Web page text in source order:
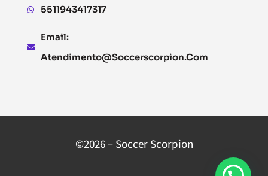
5511943417317
Email:
Atendimento@soccerscorpion.com
©2026 – Soccer Scorpion